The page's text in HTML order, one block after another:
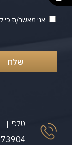
אני מאשר/ת כי
טלפון